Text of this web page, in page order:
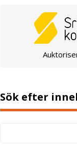
Sök efter